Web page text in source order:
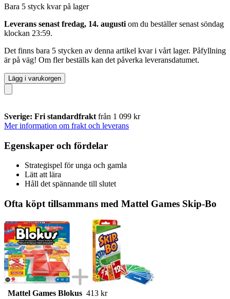
Bara 5 styck kvar på lager
Leverans senast fredag, 14. augusti om du beställer senast söndag
klockan 23:59.
Det finns bara 5 stycken av denna artikel kvar i vårt lager. Påfyllning
är på väg! Om fler beställs kan det påverka leveransdatumet.
Lägg i varukorgen
Sverige: Fri standardfrakt från 1 099 kr
Mer information om frakt och leverans
Egenskaper och fördelar
Strategispel för unga och gamla
Lätt att lära
Håll det spännande till slutet
Ofta köpt tillsammans med Mattel Games Skip-Bo
Mattel Games Blokus 413 kr